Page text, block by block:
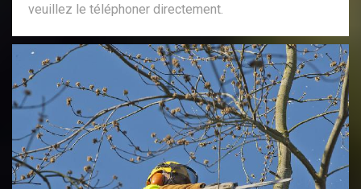
veuillez le téléphoner directement.